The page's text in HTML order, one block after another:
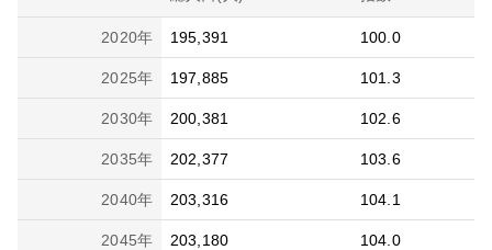
2020年 195,391 100.0
2025年 197,885 101.3
2030年 200,381 102.6
2035年 202,377 103.6
2040年 203,316 104.1
2045年 203,180 104.0